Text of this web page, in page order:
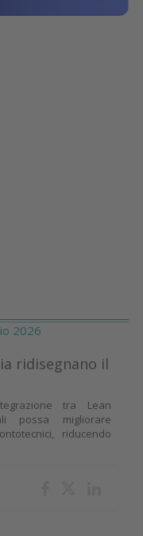
2026
ridisegnano il
tra Lean
possa migliorare
riducendo